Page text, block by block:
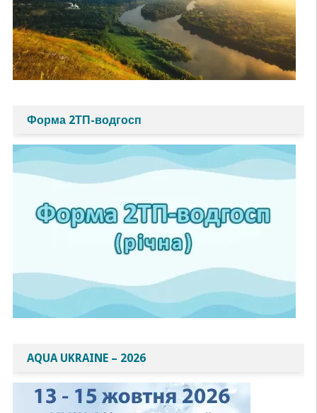
Форма 2ТП-водгосп
AQUA UKRAINE – 2026